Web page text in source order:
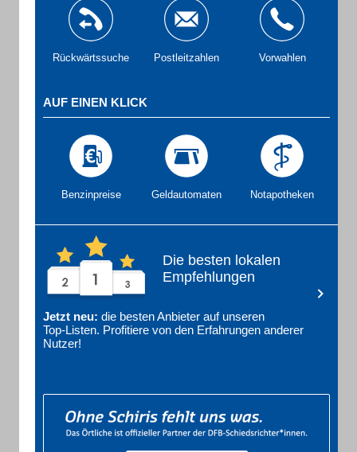
Rückwärtssuche Postleitzahlen Vorwahlen
AUF EINEN KLICK
Benzinpreise Geldautomaten Notapotheken
Die besten lokalen
Empfehlungen
Jetzt neu: die besten Anbieter auf unseren
Top‑Listen. Profitiere von den Erfahrungen anderer
Nutzer!